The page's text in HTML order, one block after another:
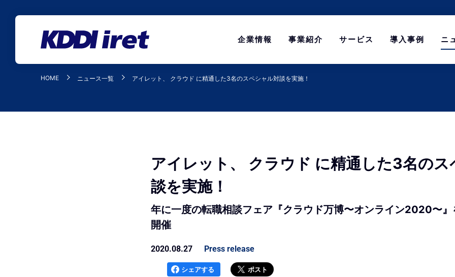
企業情報 事業紹介 サービス 導入事例 ニ
HOME ニュース一覧 アイレット、 クラウド に精通した3名のスペシャル対談を実施！
アイレット、 クラウド に精通した3名のス
談を実施！
年に一度の転職相談フェア『クラウド万博〜オンライン2020〜
開催
2020.08.27 Press release
シェアする ポスト